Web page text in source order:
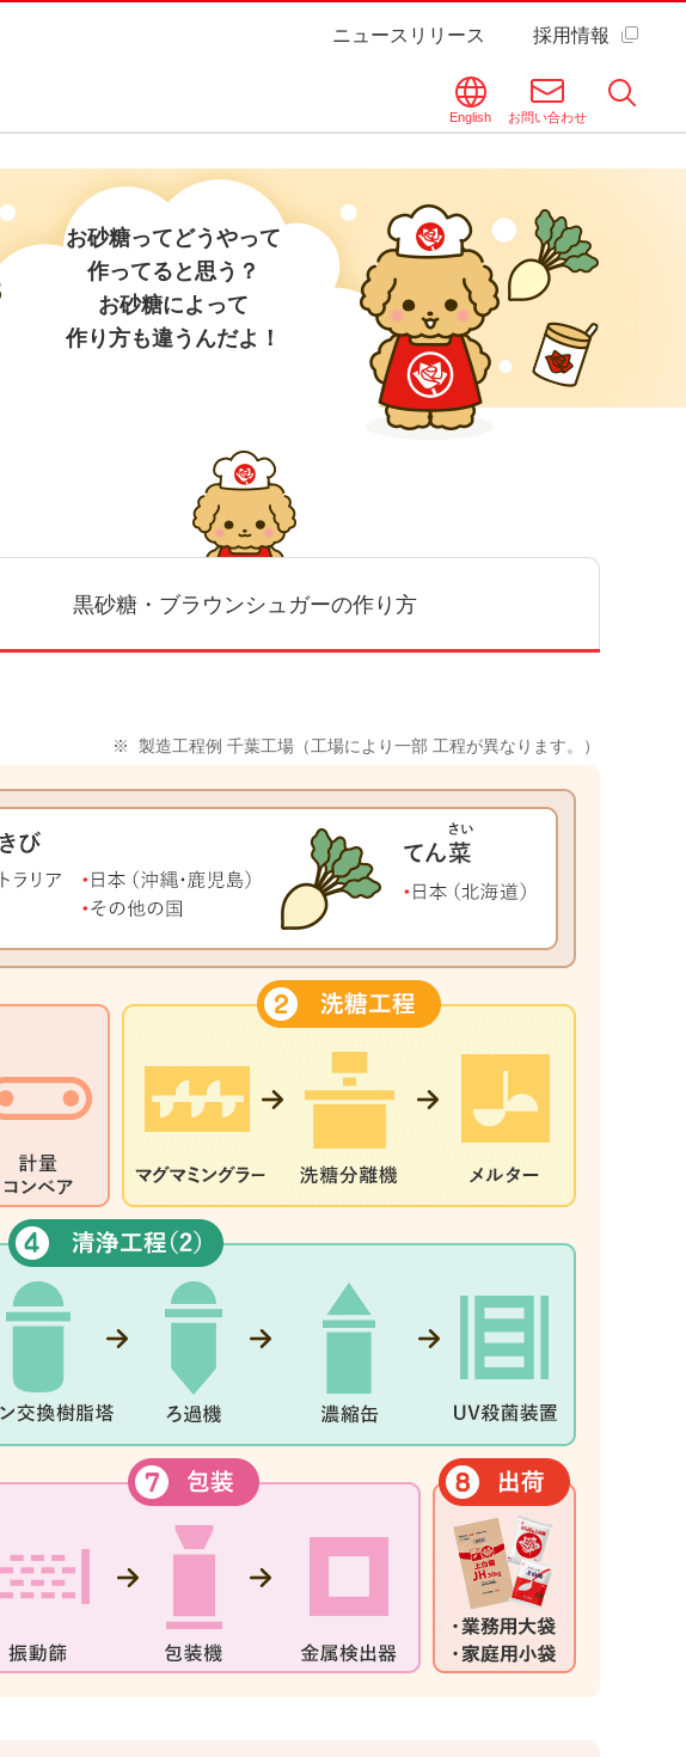
ニュースリリース 採用情報
English お問い合わせ
お砂糖ってどうやって
作ってると思う？
お砂糖によって
作り方も違うんだよ！
黒砂糖・ブラウンシュガーの作り方
※ 製造工程例 千葉工場（工場により一部 工程が異なります。）